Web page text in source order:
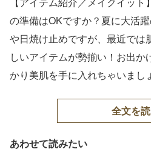
の準備はOKですか？夏に大活
や日焼け止めですが、最近では
しいアイテムが勢揃い！お出か
かり美肌を手に入れちゃいまし
全文を
あわせて読みたい